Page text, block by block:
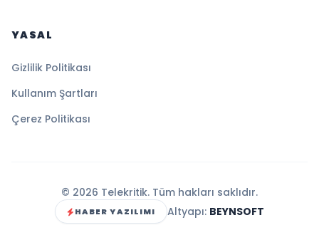
YASAL
Gizlilik Politikası
Kullanım Şartları
Çerez Politikası
© 2026 Telekritik. Tüm hakları saklıdır.
HABER YAZILIMI Altyapı: BEYNSOFT